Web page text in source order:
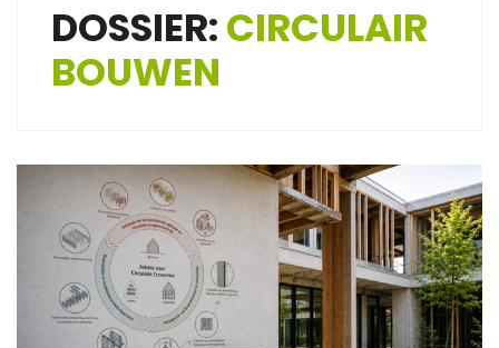
DOSSIER:CIRCULAIR
BOUWEN